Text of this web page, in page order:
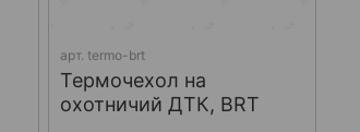
арт. termo-brt
Термочехол на
охотничий ДТК, BRT